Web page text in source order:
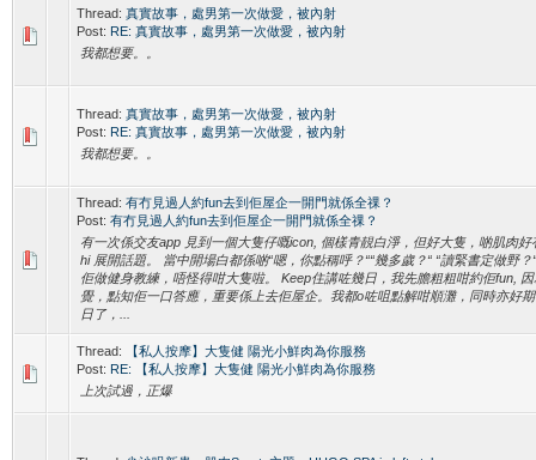
Thread: 真實故事，處男第一次做愛，被內射
Post: RE: 真實故事，處男第一次做愛，被內射
我都想要。。
Thread: 真實故事，處男第一次做愛，被內射
Post: RE: 真實故事，處男第一次做愛，被內射
我都想要。。
Thread: 有冇見過人約fun去到佢屋企一開門就係全祼？
Post: 有冇見過人約fun去到佢屋企一開門就係全祼？
有一次係交友app 見到一個大隻仔嘅icon, 個樣青靚白淨，但好大隻，啲肌肉
hi 展開話題。 當中開場白都係啲“嗯，你點稱呼？““幾多歲？“ “讀緊書定做野
佢做健身教練，唔怪得咁大隻啦。 Keep住講咗幾日，我先膽粗粗咁約佢fun,
覺，點知佢一口答應，重要係上去佢屋企。我都o咗咀點解咁順灘，同時亦好
日了，...
Thread:
【私人按摩】大隻健 陽光小鮮肉為你服務
Post: RE: 【私人按摩】大隻健 陽光小鮮肉為你服務
上次試過，正爆